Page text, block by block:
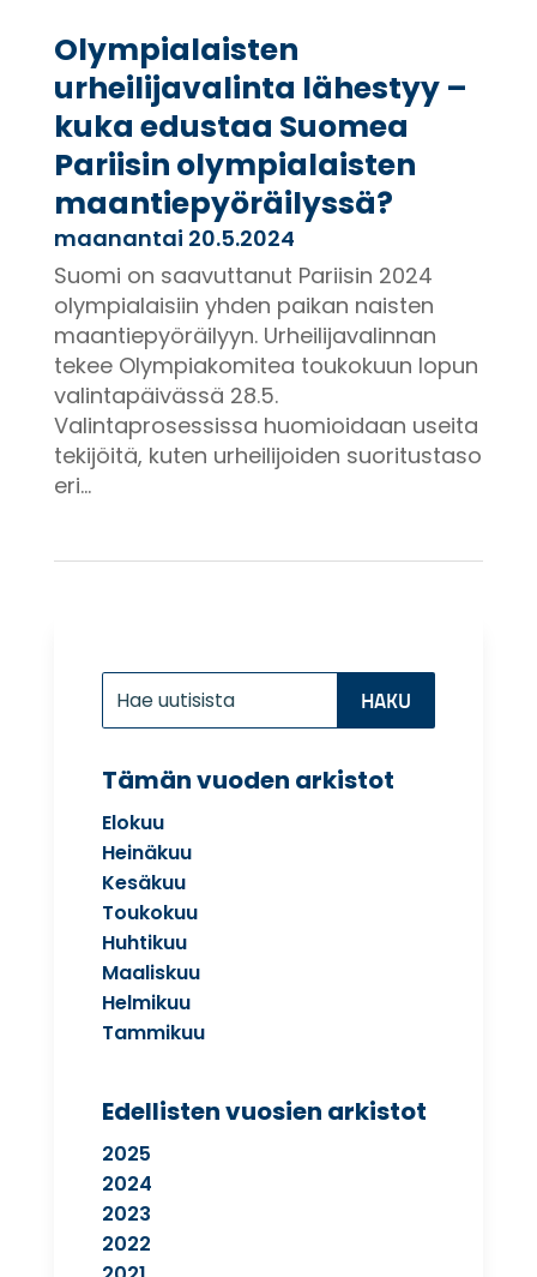
Olympialaisten
urheilijavalinta lähestyy –
kuka edustaa Suomea
Pariisin olympialaisten
maantiepyöräilyssä?
maanantai 20.5.2024
Suomi on saavuttanut Pariisin 2024
olympialaisiin yhden paikan naisten
maantiepyöräilyyn. Urheilijavalinnan
tekee Olympiakomitea toukokuun lopun
valintapäivässä 28.5.
Valintaprosessissa huomioidaan useita
tekijöitä, kuten urheilijoiden suoritustaso
eri...
for...
Tämän vuoden arkistot
Elokuu
Heinäkuu
Kesäkuu
Toukokuu
Huhtikuu
Maaliskuu
Helmikuu
Tammikuu
Edellisten vuosien arkistot
2025
2024
2023
2022